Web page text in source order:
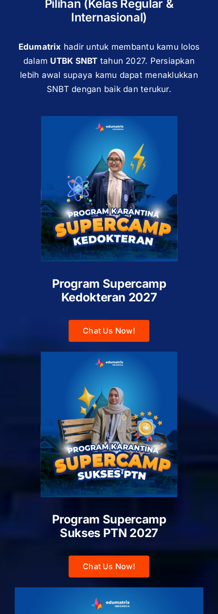
Pilihan (Kelas Regular &
Internasional)
Edumatrix hadir untuk membantu kamu lolos
dalam UTBK SNBT tahun 2027. Persiapkan
lebih awal supaya kamu dapat menaklukkan
SNBT dengan baik dan terukur.
Program Supercamp
Kedokteran 2027
Chat Us Now!
Program Supercamp
Sukses PTN 2027
Chat Us Now!